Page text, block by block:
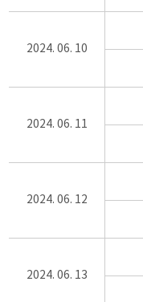
2024. 06. 10
2024. 06. 11
2024. 06. 12
2024. 06. 13